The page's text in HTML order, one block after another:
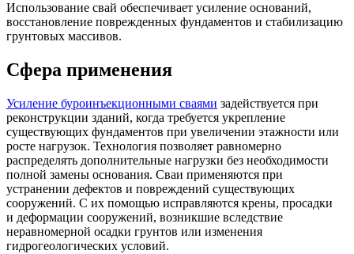
Использование свай обеспечивает усиление оснований,
восстановление поврежденных фундаментов и стабилизацию
грунтовых массивов.
Сфера применения
Усиление буроинъекционными сваями задействуется при
реконструкции зданий, когда требуется укрепление
существующих фундаментов при увеличении этажности или
росте нагрузок. Технология позволяет равномерно
распределять дополнительные нагрузки без необходимости
полной замены основания. Сваи применяются при
устранении дефектов и повреждений существующих
сооружений. С их помощью исправляются крены, просадки
и деформации сооружений, возникшие вследствие
неравномерной осадки грунтов или изменения
гидрогеологических условий.